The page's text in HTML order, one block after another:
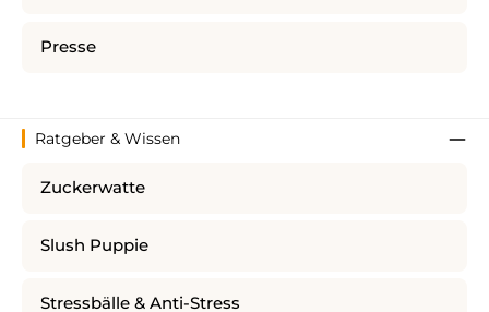
Presse
Ratgeber & Wissen
Zuckerwatte
Slush Puppie
Stressbälle & Anti-Stress